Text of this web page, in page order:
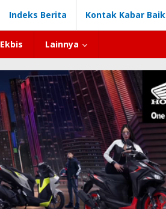
Indeks Berita Kontak Kabar Baik
Ekbis Lainnya